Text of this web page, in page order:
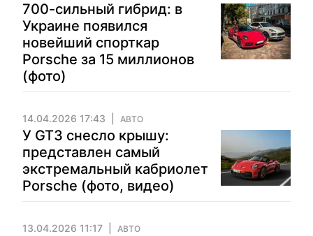
700-сильный гибрид: в
Украине появился
новейший спорткар
Porsche за 15 миллионов
(фото)
14.04.2026 17:43 АВТО
У GT3 снесло крышу:
представлен самый
экстремальный кабриолет
Porsche (фото, видео)
13.04.2026 11:17 АВТО